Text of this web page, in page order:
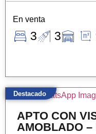
En venta
3 3
APTO CON
AMOBLADO –
Destacado